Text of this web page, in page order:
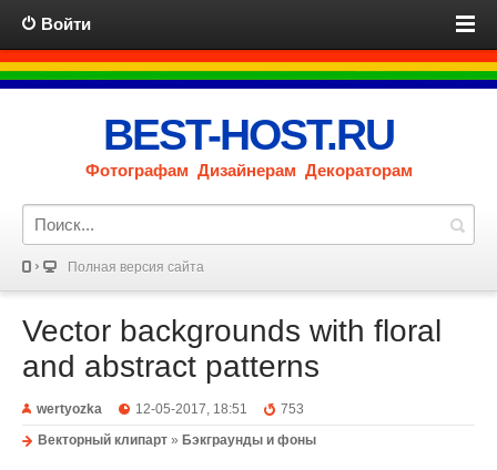
Войти
BEST-HOST.RU
Фотографам Дизайнерам Декораторам
Полная версия сайта
Vector backgrounds with floral
and abstract patterns
wertyozka 12-05-2017, 18:51
753
Векторный клипарт » Бэкграунды и фоны